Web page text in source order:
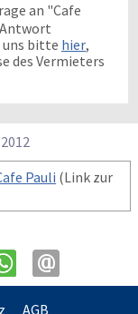
an "Cafe
uns bitte hier,
des Vermieters
012
Pauli (Link zur
AGB